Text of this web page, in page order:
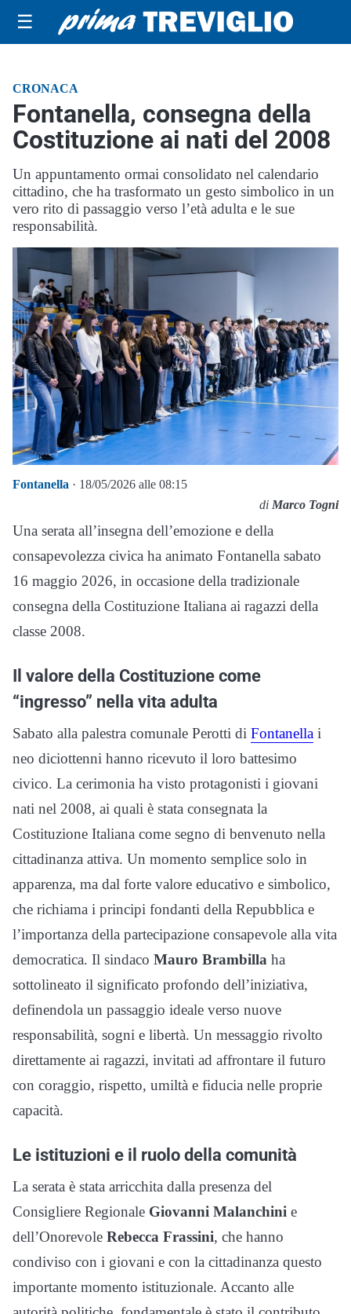
☰
CRONACA
Fontanella, consegna della
Costituzione ai nati del 2008
Un appuntamento ormai consolidato nel calendario
cittadino, che ha trasformato un gesto simbolico in un
vero rito di passaggio verso l’età adulta e le sue
responsabilità.
Fontanella · 18/05/2026 alle 08:15
di Marco Togni
Una serata all’insegna dell’emozione e della
consapevolezza civica ha animato Fontanella sabato
16 maggio 2026, in occasione della tradizionale
consegna della Costituzione Italiana ai ragazzi della
classe 2008.
Il valore della Costituzione come
“ingresso” nella vita adulta
Sabato alla palestra comunale Perotti di Fontanella i
neo diciottenni hanno ricevuto il loro battesimo
civico. La cerimonia ha visto protagonisti i giovani
nati nel 2008, ai quali è stata consegnata la
Costituzione Italiana come segno di benvenuto nella
cittadinanza attiva. Un momento semplice solo in
apparenza, ma dal forte valore educativo e simbolico,
che richiama i principi fondanti della Repubblica e
l’importanza della partecipazione consapevole alla vita
democratica. Il sindaco Mauro Brambilla ha
sottolineato il significato profondo dell’iniziativa,
definendola un passaggio ideale verso nuove
responsabilità, sogni e libertà. Un messaggio rivolto
direttamente ai ragazzi, invitati ad affrontare il futuro
con coraggio, rispetto, umiltà e fiducia nelle proprie
capacità.
Le istituzioni e il ruolo della comunità
La serata è stata arricchita dalla presenza del
Consigliere Regionale Giovanni Malanchini e
dell’Onorevole Rebecca Frassini, che hanno
condiviso con i giovani e con la cittadinanza questo
importante momento istituzionale. Accanto alle